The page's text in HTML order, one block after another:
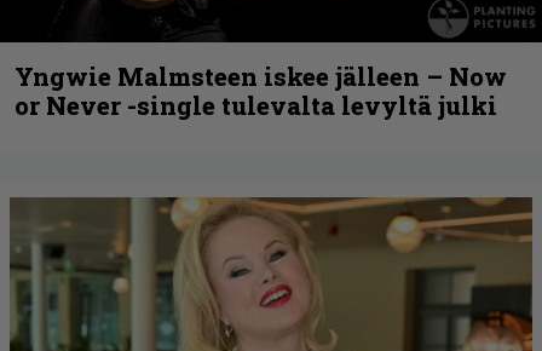
Yngwie Malmsteen iskee jälleen – Now
or Never -single tulevalta levyltä julki